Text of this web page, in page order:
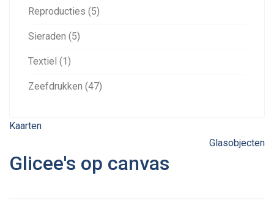
Reproducties (5)
Sieraden (5)
Textiel (1)
Zeefdrukken (47)
Kaarten
Glasobjecten
Glicee's op canvas